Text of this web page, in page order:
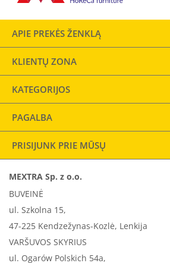
APIE PREKĖS ŽENKLĄ
KLIENTŲ ZONA
KATEGORIJOS
PAGALBA
PRISIJUNK PRIE MŪSŲ
MEXTRA Sp. z o.o.
BUVEINĖ
ul. Szkolna 15,
47-225 Kendzežynas-Kozlė, Lenkija
VARŠUVOS SKYRIUS
ul. Ogarów Polskich 54a,